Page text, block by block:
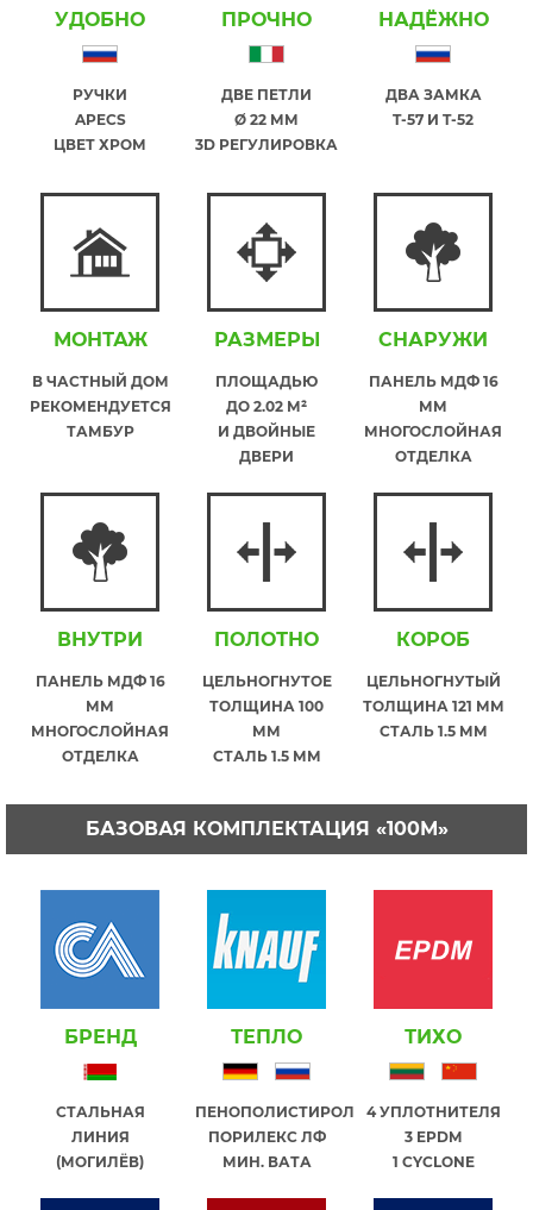
УДОБНО
РУЧКИ
APECS
ЦВЕТ ХРОМ
ПРОЧНО
ДВЕ ПЕТЛИ
Ø 22 ММ
3D РЕГУЛИРОВКА
НАДЁЖНО
ДВА ЗАМКА
T-57 И T-52
МОНТАЖ
В ЧАСТНЫЙ ДОМ
РЕКОМЕНДУЕТСЯ
ТАМБУР
РАЗМЕРЫ
ПЛОЩАДЬЮ
ДО 2.02 М²
И ДВОЙНЫЕ
ДВЕРИ
СНАРУЖИ
ПАНЕЛЬ МДФ 16
ММ
МНОГОСЛОЙНАЯ
ОТДЕЛКА
ВНУТРИ
ПАНЕЛЬ МДФ 16
ММ
МНОГОСЛОЙНАЯ
ОТДЕЛКА
ПОЛОТНО
ЦЕЛЬНОГНУТОЕ
ТОЛЩИНА 100
ММ
СТАЛЬ 1.5 ММ
КОРОБ
ЦЕЛЬНОГНУТЫЙ
ТОЛЩИНА 121 ММ
СТАЛЬ 1.5 ММ
БАЗОВАЯ КОМПЛЕКТАЦИЯ «100М»
БРЕНД
СТАЛЬНАЯ
ЛИНИЯ
(МОГИЛЁВ)
ТЕПЛО
ПЕНОПОЛИСТИРОЛ
ПОРИЛЕКС ЛФ
МИН. ВАТА
ТИХО
4 УПЛОТНИТЕЛЯ
3 EPDM
1 СYCLONE